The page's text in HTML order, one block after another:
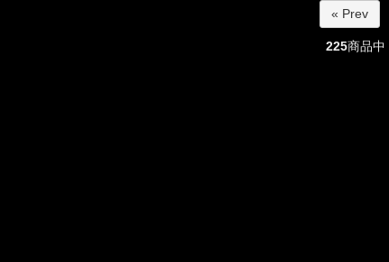
« Prev
225商品中